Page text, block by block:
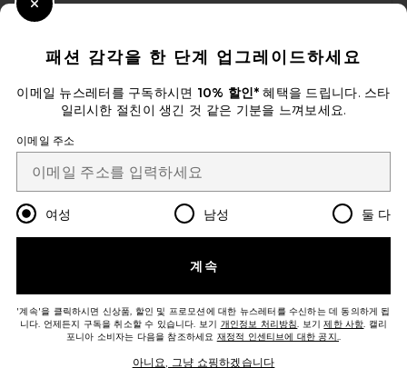
이메일을 제출하여 뉴스레터를 구독하실 수 있습니다. 언제든지 수신 거
Email Address
Sign Up
Change Country Regions
개선에 도움을 주세요!
고객센터
패션 감각을 한 단계 업그레이드하세요
이메일 뉴스레터를 구독하시면 10% 할인*혜택을 드립니다. 스타
일리시한 절친이 생긴 것 같은 기분을 느껴보세요.
이메일 주소
여성 남성 둘 다
계속
'계속'을 클릭하시면 신상품, 할인 및 프로모션에 대한 뉴스레터를 수신하는 데 동의하게 됩
니다. 언제든지 구독을 취소할 수 있습니다. 보기 개인정보 처리방침. 보기제한 사항. 캘리
포니아 소비자는 다음을 참조하세요 재정적 인센티브에 대한 공지..
아니요, 그냥 쇼핑하겠습니다
Close Modal